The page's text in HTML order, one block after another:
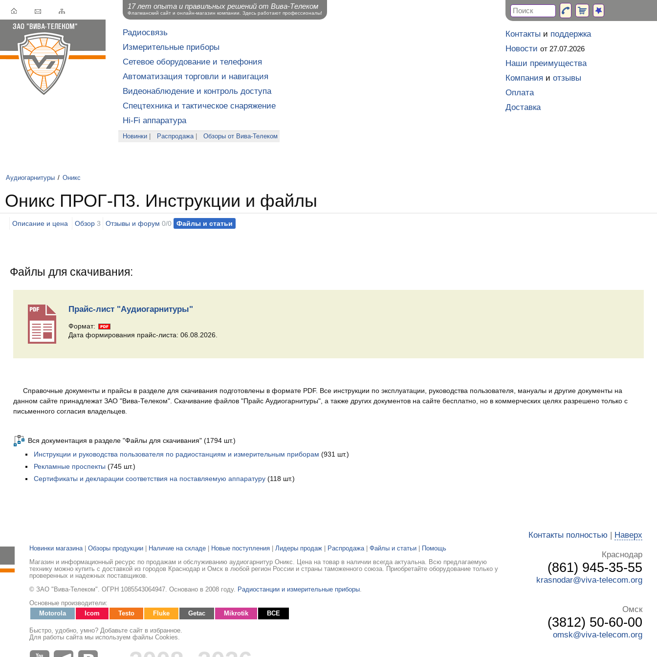
Радиосвязь
Измерительные приборы
Сетевое оборудование и телефония
Автоматизация торговли и навигация
Видеонаблюдение и контроль доступа
Спецтехника и тактическое снаряжение
Hi-Fi аппаратура
Новинки Распродажа| Обзоры от Вива-Телеком
Аудиогарнитуры / Оникс
Оникс ПРОГ-П3. Инструкции и файлы
Описание и цена Обзор 3 Отзывы и форум 0/0 Файлы и статьи
Файлы для скачивания:
Прайс-лист "Аудиогарнитуры"
Формат:
Дата формирования прайс-листа: 06.08.2026.
Справочные документы и прайсы в разделе для скачивания подготовлены в формате PDF. Все инструкции по эксплуатации, руководства пользователя, мануалы и другие документы на
данном сайте принадлежат ЗАО "Вива-Телеком". Скачивание файлов "Прайс Аудиогарнитуры", а также других документов на сайте бесплатно, но в коммерческих целях разрешено только с
письменного согласия владельцев.
Вся документация в разделе "Файлы для скачивания" (1794 шт.)
Инструкции и руководства пользователя по радиостанциям и измерительным приборам (931 шт.)
Рекламные проспекты (745 шт.)
Сертификаты и декларации соответствия на поставляемую аппаратуру(118 шт.)
Новинки магазина Обзоры продукции Наличие на складе Новые поступления Лидеры продаж Распродажа Файлы и статьи
Помощь
Магазин и информационный ресурс по продажам и обслуживанию аудиогарнитур Оникс. Цена на товар в наличии всегда актуальна. Всю предлагаемую
технику можно купить с доставкой из городов Краснодар и Омск в любой регион России и страны таможенного союза. Приобретайте оборудование только у
проверенных и надежных поставщиков.
© ЗАО "Вива-Телеком". ОГРН 1085543064947. Основано в 2008 году.
Радиостанции и измерительные приборы
Основные производители:
Motorola
Icom Testo Fluke Getac Mikrotik ВСЕ
Быстро, удобно, умно? Добавьте сайт в избранное.
Для работы сайта мы используем файлы Cookies.
Контакты полностью | Наверх
Краснодар
(861) 945-35-55
krasnodar@viva-telecom.org
Омск
(3812) 50-60-00
omsk@viva-telecom.org
Контакты и поддержка
Новости от 27.07.2026
Наши преимущества
Компания и отзывы
Оплата
Доставка
17 лет опыта и правильных решений от Вива-Телеком
Флагманский сайт и онлайн-магазин компании. Здесь работают профессионалы!